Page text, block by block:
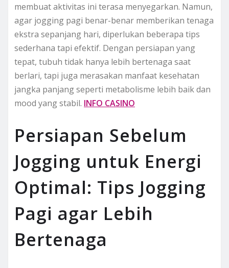
membuat aktivitas ini terasa menyegarkan. Namun,
agar jogging pagi benar-benar memberikan tenaga
ekstra sepanjang hari, diperlukan beberapa tips
sederhana tapi efektif. Dengan persiapan yang
tepat, tubuh tidak hanya lebih bertenaga saat
berlari, tapi juga merasakan manfaat kesehatan
jangka panjang seperti metabolisme lebih baik dan
mood yang stabil. INFO CASINO
Persiapan Sebelum
Jogging untuk Energi
Optimal: Tips Jogging
Pagi agar Lebih
Bertenaga